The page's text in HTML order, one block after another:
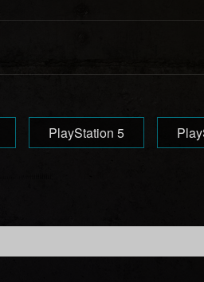
PlayStation 5